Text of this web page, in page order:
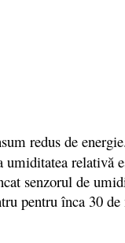
redus de
relativă
senzorul de
pentru înca 30